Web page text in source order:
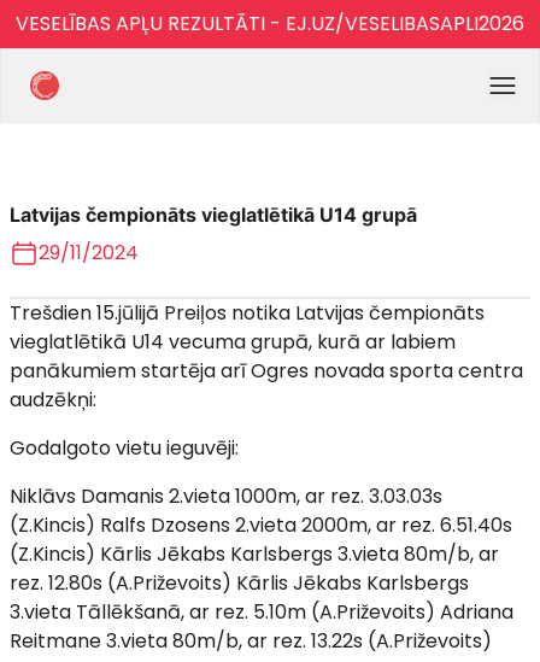
VESELĪBAS APĻU REZULTĀTI - EJ.UZ/VESELIBASAPLI2026
Latvijas čempionāts vieglatlētikā U14 grupā
29/11/2024
Trešdien 15.jūlijā Preiļos notika Latvijas čempionāts
vieglatlētikā U14 vecuma grupā, kurā ar labiem
panākumiem startēja arī Ogres novada sporta centra
audzēkņi:
Godalgoto vietu ieguvēji:
Niklāvs Damanis 2.vieta 1000m, ar rez. 3.03.03s
(Z.Kincis) Ralfs Dzosens 2.vieta 2000m, ar rez. 6.51.40s
(Z.Kincis) Kārlis Jēkabs Karlsbergs 3.vieta 80m/b, ar
rez. 12.80s (A.Priževoits) Kārlis Jēkabs Karlsbergs
3.vieta Tāllēkšanā, ar rez. 5.10m (A.Priževoits) Adriana
Reitmane 3.vieta 80m/b, ar rez. 13.22s (A.Priževoits)